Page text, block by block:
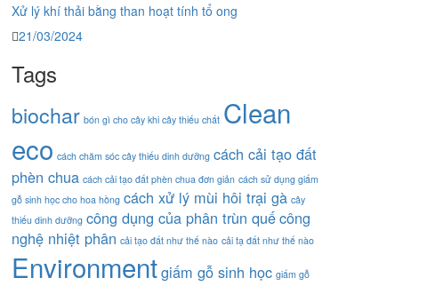
Xử lý khí thải bằng than hoạt tính tổ ong
21/03/2024
Tags
biochar bón gì cho cây khi cây thiếu chất Clean
eco cách chăm sóc cây thiếu dinh dưỡng cách cải tạo đất
phèn chua cách cải tạo đất phèn chua đơn giản cách sử dụng giấm
gỗ sinh học cho hoa hồng cách xử lý mùi hôi trại gà cây
thiếu dinh dưỡng công dụng của phân trùn quếcông
nghệ nhiệt phân cải tạo đất như thế nào cải tạ đất như thế nào
Environmentgiấm gỗ sinh học giấm gỗ